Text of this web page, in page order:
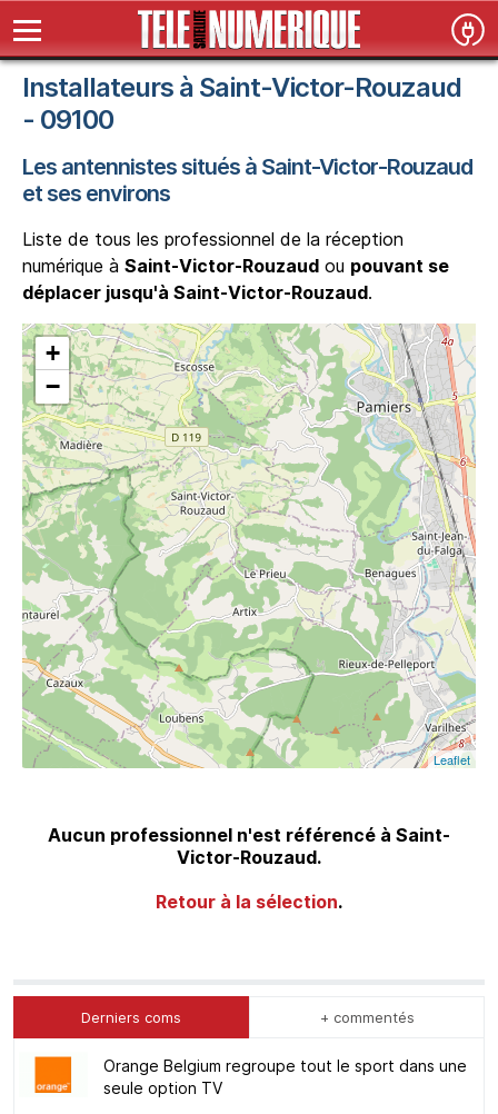
Installateurs à Saint-Victor-Rouzaud
- 09100
Les antennistes situés à Saint-Victor-Rouzaud
et ses environs
Liste de tous les professionnel de la réception
numérique à Saint-Victor-Rouzaud ou pouvant se
déplacer jusqu'à Saint-Victor-Rouzaud.
+
−
Leaflet
Aucun professionnel n'est référencé à Saint-
Victor-Rouzaud.
Retour à la sélection.
Derniers coms + commentés
Orange Belgium regroupe tout le sport dans une
seule option TV